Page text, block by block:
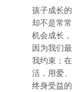
孩子成长
却不是常
机会成长
因为我们
我约束；
活，用爱
终身受益的